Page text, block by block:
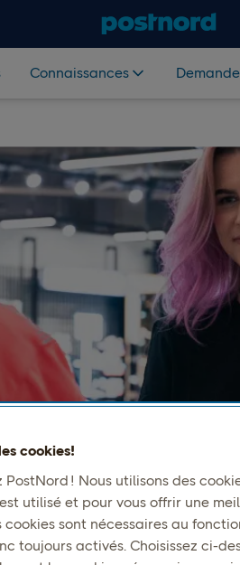
Connaissances
cookies!
PostNord ! Nous utilisons des
utilisé et pour vous offrir une
cookies sont nécessaires au
toujours activés. Choisissez ci-